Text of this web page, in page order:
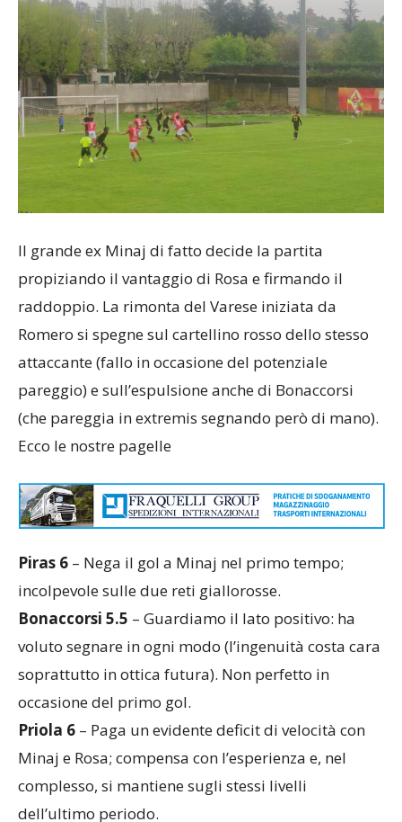
Il grande ex Minaj di fatto decide la partita
propiziando il vantaggio di Rosa e firmando il
raddoppio. La rimonta del Varese iniziata da
Romero si spegne sul cartellino rosso dello stesso
attaccante (fallo in occasione del potenziale
pareggio) e sull’espulsione anche di Bonaccorsi
(che pareggia in extremis segnando però di mano).
Ecco le nostre pagelle
– Nega il gol a Minaj nel primo tempo;
incolpevole sulle due reti giallorosse.
– Guardiamo il lato positivo: ha
voluto segnare in ogni modo (l’ingenuità costa cara
soprattutto in ottica futura). Non perfetto in
occasione del primo gol.
– Paga un evidente deficit di velocità con
Minaj e Rosa; compensa con l’esperienza e, nel
complesso, si mantiene sugli stessi livelli